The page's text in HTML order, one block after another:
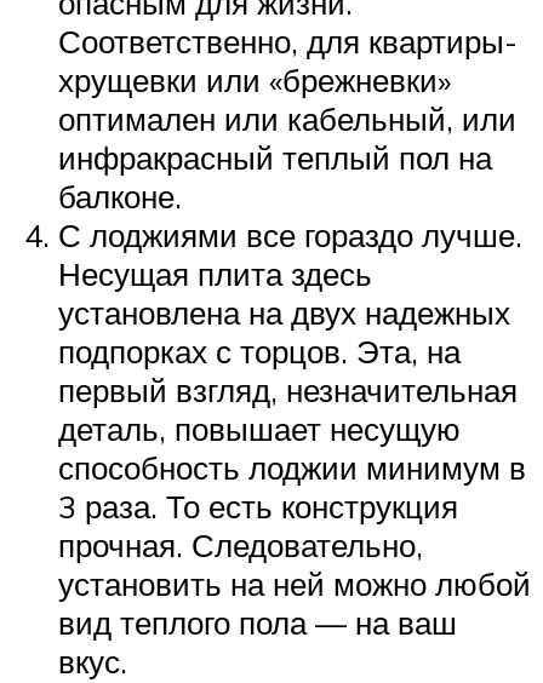
Соответственно, для квартиры-
хрущевки или «брежневки»
оптимален или кабельный, или
инфракрасный теплый пол на
балконе.
С лоджиями все гораздо лучше.
Несущая плита здесь
установлена на двух надежных
подпорках с торцов. Эта, на
первый взгляд, незначительная
деталь, повышает несущую
способность лоджии минимум в
3 раза. То есть конструкция
прочная. Следовательно,
установить на ней можно любой
вид теплого пола — на ваш
вкус.